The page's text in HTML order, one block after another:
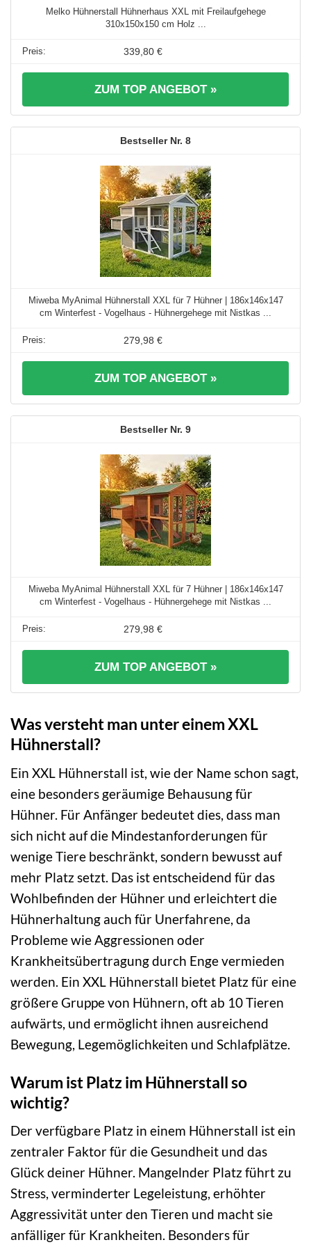
Melko Hühnerstall Hühnerhaus XXL mit Freilaufgehege
310x150x150 cm Holz ...
339,80 €
ZUM TOP ANGEBOT »
8
Miweba MyAnimal Hühnerstall XXL für 7 Hühner | 186x146x147
cm Winterfest - Vogelhaus - Hühnergehege mit Nistkas ...
279,98 €
ZUM TOP ANGEBOT »
9
Miweba MyAnimal Hühnerstall XXL für 7 Hühner | 186x146x147
cm Winterfest - Vogelhaus - Hühnergehege mit Nistkas ...
279,98 €
ZUM TOP ANGEBOT »
Was versteht man unter einem XXL
Hühnerstall?
Ein XXL Hühnerstall ist, wie der Name schon sagt,
eine besonders geräumige Behausung für
Hühner. Für Anfänger bedeutet dies, dass man
sich nicht auf die Mindestanforderungen für
wenige Tiere beschränkt, sondern bewusst auf
mehr Platz setzt. Das ist entscheidend für das
Wohlbefinden der Hühner und erleichtert die
Hühnerhaltung auch für Unerfahrene, da
Probleme wie Aggressionen oder
Krankheitsübertragung durch Enge vermieden
werden. Ein XXL Hühnerstall bietet Platz für eine
größere Gruppe von Hühnern, oft ab 10 Tieren
aufwärts, und ermöglicht ihnen ausreichend
Bewegung, Legemöglichkeiten und Schlafplätze.
Warum ist Platz im Hühnerstall so
wichtig?
Der verfügbare Platz in einem Hühnerstall ist ein
zentraler Faktor für die Gesundheit und das
Glück deiner Hühner. Mangelnder Platz führt zu
Stress, verminderter Legeleistung, erhöhter
Aggressivität unter den Tieren und macht sie
anfälliger für Krankheiten. Besonders für